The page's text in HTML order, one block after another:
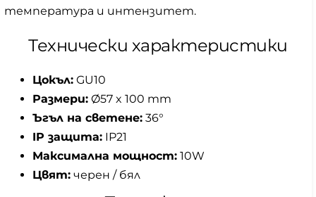
температура и интензитет.
Технически характеристики
Цокъл: GU10
Размери: Ø57 x 100 mm
Ъгъл на светене: 36°
IP защита: IP21
Максимална мощност: 10W
Цвят: черен / бял